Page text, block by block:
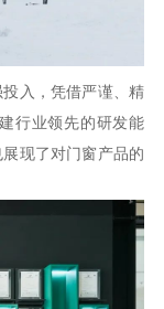
入，凭借严谨、精
行业领先的研发能
现了对门窗产品的